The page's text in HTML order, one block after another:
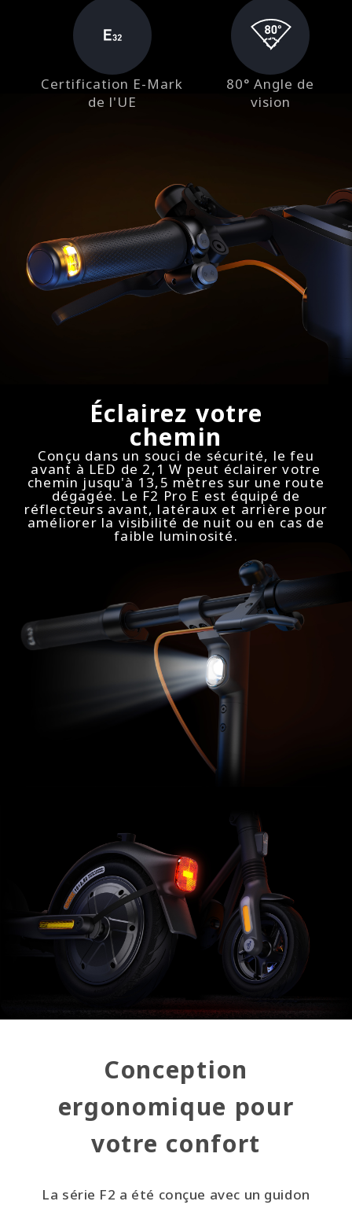
Certification E-Mark
de l'UE
80° Angle de
vision
Éclairez votre
chemin
Conçu dans un souci de sécurité, le feu
avant à LED de 2,1 W peut éclairer votre
chemin jusqu'à 13,5 mètres sur une route
dégagée. Le F2 Pro E est équipé de
réflecteurs avant, latéraux et arrière pour
améliorer la visibilité de nuit ou en cas de
faible luminosité.
Conception
ergonomique pour
votre confort
La série F2 a été conçue avec un guidon